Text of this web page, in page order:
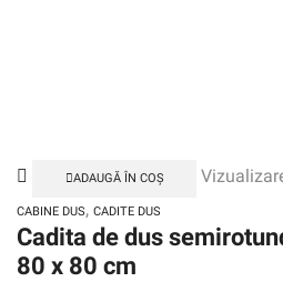
ADAUGĂ ÎN COȘ
CABINE DUS, CADITE DUS
Cadita de dus
80 x 80 cm